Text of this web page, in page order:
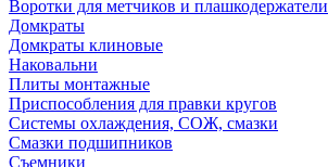
Воротки для метчиков и плашкодержатели
Домкраты
Домкраты клиновые
Наковальни
Плиты монтажные
Приспособления для правки кругов
Системы охлаждения, СОЖ, смазки
Смазки подшипников
Съемники